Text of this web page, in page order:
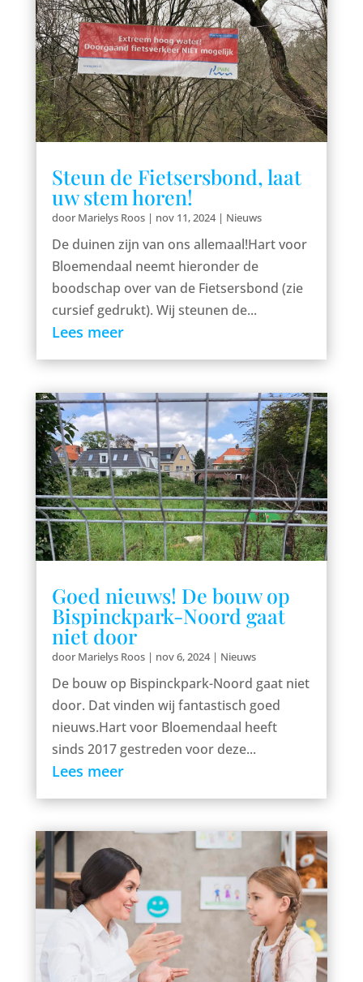
Steun de Fietsersbond, laat
uw stem horen!
doorMarielys Roos| nov 11, 2024| Nieuws
De duinen zijn van ons allemaal!Hart voor
Bloemendaal neemt hieronder de
boodschap over van de Fietsersbond (zie
cursief gedrukt). Wij steunen de...
Lees meer
Goed nieuws! De bouw op
Bispinckpark-Noord gaat
niet door
doorMarielys Roos| nov 6, 2024| Nieuws
De bouw op Bispinckpark-Noord gaat niet
door. Dat vinden wij fantastisch goed
nieuws.Hart voor Bloemendaal heeft
sinds 2017 gestreden voor deze...
Lees meer